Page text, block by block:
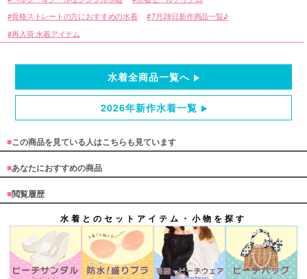
骨格ストレートの方におすすめの水着
7月28日新作商品一覧♪
再入荷 水着アイテム
水着全商品一覧へ
2026年新作水着一覧
■この商品を見ている人はこちらも見ています
■あなたにおすすめの商品
■閲覧履歴
水着とのセットアイテム・小物を探す